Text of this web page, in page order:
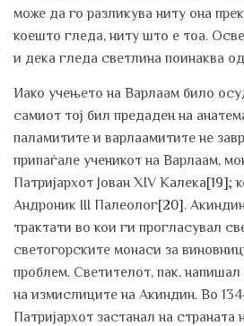
може да го разликува ниту она
коешто гледа, ниту што е тоа.
и дека гледа светлина поинаква
Иако учењето на Варлаам било
самиот тој бил предаден на
паламитите и варлаамитите не
припаѓале ученикот на Варлаам,
Патријархот Јован XIV Калека[19];
Андроник III Палеолог[20].
трактати во кои ги прогласувал
светогорските монаси за
проблем. Светителот, пак,
на измислиците на Акиндин. Во
Патријархот застанал на страната